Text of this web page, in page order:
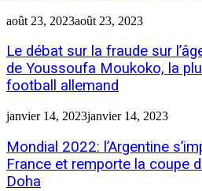
août 23, 2023août 23, 2023
Le débat sur la fraude sur
de Youssoufa Moukoko, la
football allemand
janvier 14, 2023janvier 14, 2023
Mondial 2022: l’Argentine
France et remporte la coupe
Doha